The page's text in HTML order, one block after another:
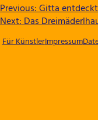
Previous:Gitta
Next:Das
Für KünstlerImpressum